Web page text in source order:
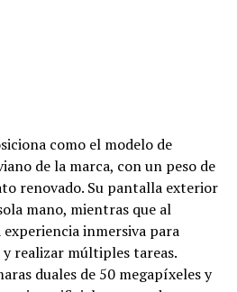
como el modelo de
de la marca, con un peso de
renovado. Su pantalla exterior
mano, mientras que al
inmersiva para
realizar múltiples tareas.
duales de 50 megapíxeles y